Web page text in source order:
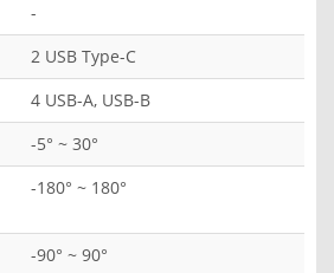
-
2 USB Type-C
4 USB-A, USB-B
-5° ~ 30°
-180° ~ 180°
-90° ~ 90°